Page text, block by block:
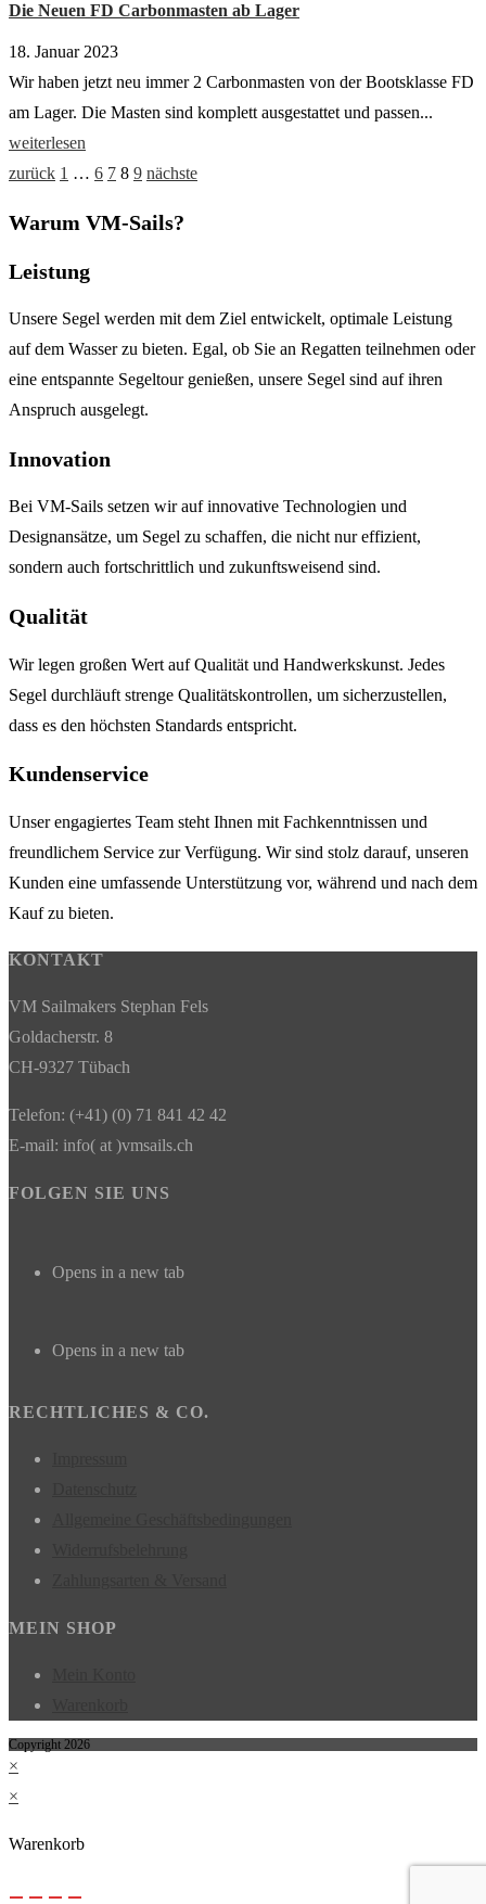
Die Neuen FD Carbonmasten ab Lager
18. Januar 2023
Wir haben jetzt neu immer 2 Carbonmasten von der Bootsklasse FD
am Lager. Die Masten sind komplett ausgestattet und passen...
weiterlesen
zurück 1 … 6 7 8 9 nächste
Warum VM-Sails?
Leistung
Unsere Segel werden mit dem Ziel entwickelt, optimale Leistung
auf dem Wasser zu bieten. Egal, ob Sie an Regatten teilnehmen oder
eine entspannte Segeltour genießen, unsere Segel sind auf ihren
Anspruch ausgelegt.
Innovation
Bei VM-Sails setzen wir auf innovative Technologien und
Designansätze, um Segel zu schaffen, die nicht nur effizient,
sondern auch fortschrittlich und zukunftsweisend sind.
Qualität
Wir legen großen Wert auf Qualität und Handwerkskunst. Jedes
Segel durchläuft strenge Qualitätskontrollen, um sicherzustellen,
dass es den höchsten Standards entspricht.
Kundenservice
Unser engagiertes Team steht Ihnen mit Fachkenntnissen und
freundlichem Service zur Verfügung. Wir sind stolz darauf, unseren
Kunden eine umfassende Unterstützung vor, während und nach dem
Kauf zu bieten.
KONTAKT
VM Sailmakers Stephan Fels
Goldacherstr. 8
CH-9327 Tübach
Telefon: (+41) (0) 71 841 42 42
E-mail: info( at )vmsails.ch
FOLGEN SIE UNS
Opens in a new tab
Opens in a new tab
RECHTLICHES & CO.
MEIN SHOP
Copyright 2026
×
×
Warenkorb